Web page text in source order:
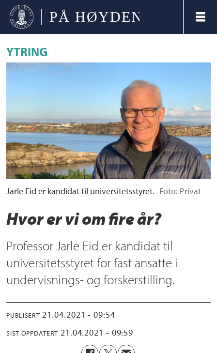
YTRING
Jarle Eid er kandidat til universitetsstyret. Foto: Privat
Hvor er vi om fire år?
Professor Jarle Eid er kandidat til
universitetsstyret for fast ansatte i
undervisnings- og forskerstilling.
PUBLISERT 21.04.2021 - 09:54
SIST OPPDATERT 21.04.2021 - 09:59